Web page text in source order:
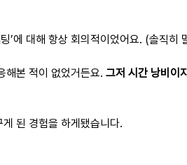
’에 대해 항상 회의적이었어요. (솔직
해본 적이 없었거든요. 그저 시간 낭비이
된 경험을 하게됐습니다.